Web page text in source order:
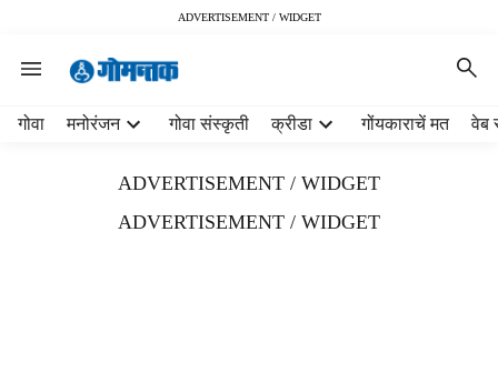
ADVERTISEMENT / WIDGET
गोवा मनोरंजन गोवा संस्कृती क्रीडा गोंयकाराचें मत वेब
ADVERTISEMENT / WIDGET
ADVERTISEMENT / WIDGET